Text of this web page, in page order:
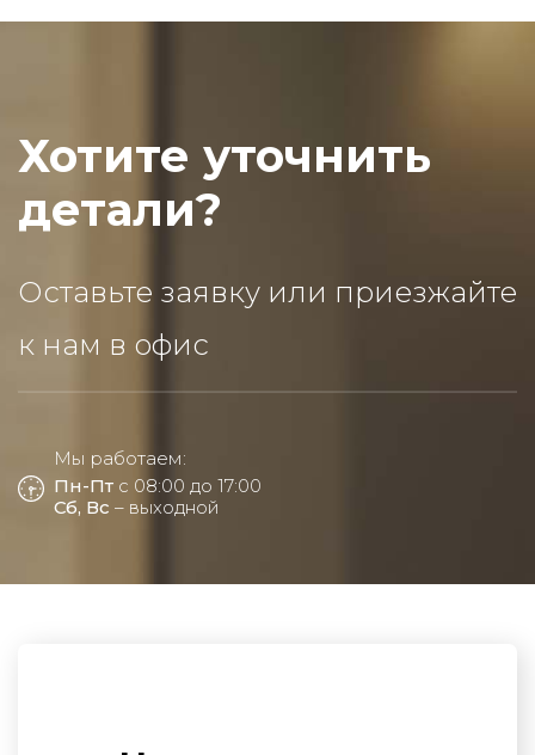
Хотите уточнить
детали?
Оставьте заявку или приезжайте
к нам в офис
Мы работаем:
Пн-Пт с 08:00 до 17:00
Сб, Вс – выходной